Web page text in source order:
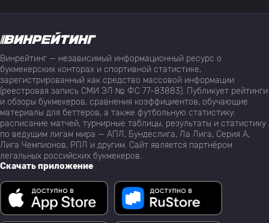
Винрейтинг — независимый информационный ресурс о
букмекерских конторах и спортивной статистике,
зарегистрированный как средство массовой информации
(реестровая запись СМИ ЭЛ № ФС 77-83883). Публикует рейтинги
и обзоры букмекеров, сравнения коэффициентов, обучающие
материалы для беттеров, а также футбольную статистику:
расписание матчей, турнирные таблицы, результаты и статистику
по ведущим лигам мира — АПЛ, Бундеслига, Ла Лига, Серия А,
Лига Чемпионов, РПЛ и другим. Сайт является партнёром
легальных российских букмекеров.
Скачать приложение